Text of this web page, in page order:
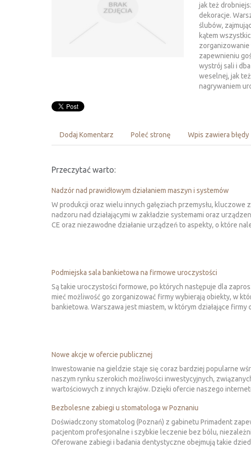
jak też
dekoracje.
ślubów,
kątem
zorganizowanie
zapewnieniu
wystrój sali i
weselnej, jak
nagrywaniem
Dodaj Komentarz Poleć stronę Wpis zawiera błędy
Przeczytać warto:
Nadzór nad prawidłowym działaniem maszyn i systemów
W produkcji oraz wielu innych gałęziach przemysłu, kluczowe
nadzoru nad działającymi w zakładzie systemami oraz
CE oraz niezawodne działanie urządzeń to aspekty, o które
Podmiejska sala bankietowa na firmowe uroczystości
Są takie uroczystości formowe, po których następuje dla
mieć możliwość go zorganizować firmy wybierają obiekty, w
bankietowa. Warszawa jest miastem, w którym działające firmy
Nowe akcje w ofercie publicznej
Inwestowanie na gieldzie staje się coraz bardziej popularne
naszym rynku szerokich możliwości inwestycyjnych,
wartościowych z innych krajów. Dzięki ofercie naszego
Bezbolesne zabiegi u stomatologa w Poznaniu
Doświadczony stomatolog (Poznań) z gabinetu Primadent
pacjentom profesjonalne i szybkie leczenie bez bólu,
Oferowane zabiegi i badania dentystyczne obejmują takie